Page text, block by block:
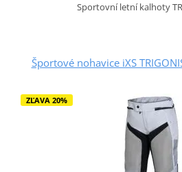
Sportovní letní kalhoty
Športové nohavice iXS
ZĽAVA 20%